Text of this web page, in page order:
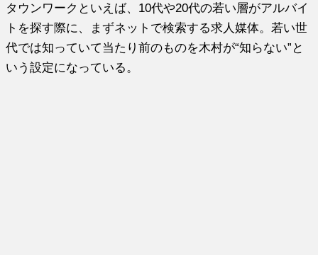
タウンワークといえば、10代や20代の若い層がアルバイ
トを探す際に、まずネットで検索する求人媒体。若い世
代では知っていて当たり前のものを木村が“知らない”と
いう設定になっている。